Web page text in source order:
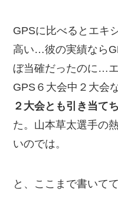
GPSに比べるとエキ
高い…彼の実績なら
ぼ当確だったのに…
GPS６大会中２大会
２大会とも引き当て
た。山本草太選手の
いのでは。
と、ここまで書いて